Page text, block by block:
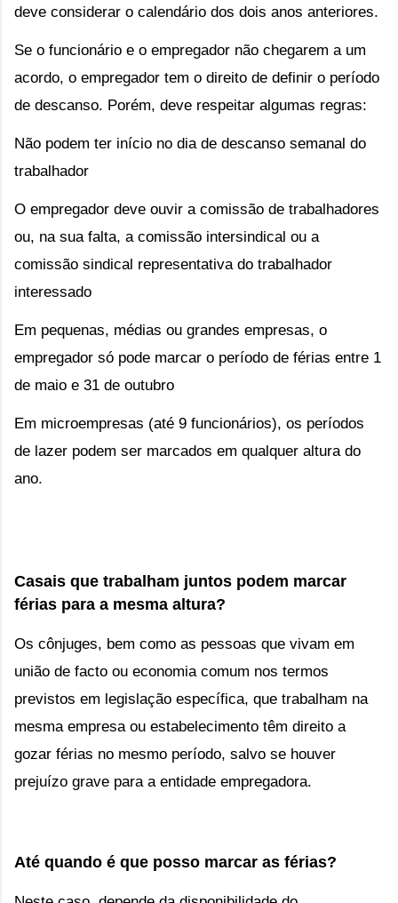
deve considerar o calendário dos dois anos anteriores.
Se o funcionário e o empregador não chegarem a um
acordo, o empregador tem o direito de definir o período
de descanso. Porém, deve respeitar algumas regras:
Não podem ter início no dia de descanso semanal do
trabalhador
O empregador deve ouvir a comissão de trabalhadores
ou, na sua falta, a comissão intersindical ou a
comissão sindical representativa do trabalhador
interessado
Em pequenas, médias ou grandes empresas, o
empregador só pode marcar o período de férias entre 1
de maio e 31 de outubro
Em microempresas (até 9 funcionários), os períodos
de lazer podem ser marcados em qualquer altura do
ano.
Casais que trabalham juntos podem marcar
férias para a mesma altura?
Os cônjuges, bem como as pessoas que vivam em
união de facto ou economia comum nos termos
previstos em legislação específica, que trabalham na
mesma empresa ou estabelecimento têm direito a
gozar férias no mesmo período, salvo se houver
prejuízo grave para a entidade empregadora.
Até quando é que posso marcar as férias?